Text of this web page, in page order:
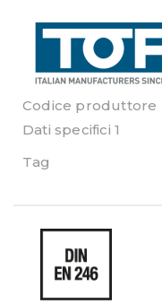
Codice produttore
Dati specifici 1
Tag